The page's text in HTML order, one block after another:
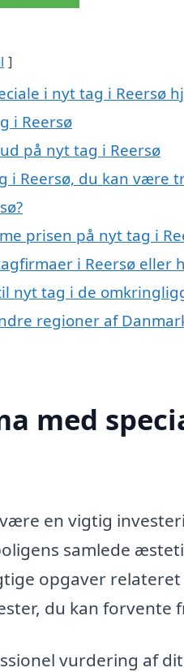
i nyt tag i Reersø
i Reersø
på nyt tag i Reersø
i Reersø, du kan være
prisen på nyt tag i
i Reersø eller
nyt tag i de
regioner af
med
en vigtig
samlede
opgaver
du kan forvente
vurdering af